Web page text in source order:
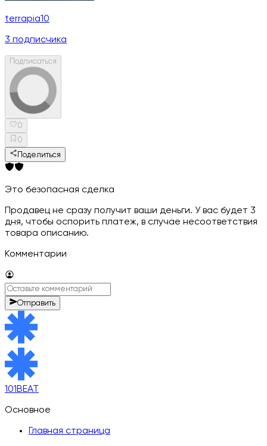
terrapia10
3 подписчика
Подписаться
0
0
Поделиться
Это безопасная сделка
Продавец не сразу получит ваши деньги. У вас будет 3
дня, чтобы оспорить платеж, в случае несоответствия
товара описанию.
Комментарии
Отправить
101BEAT
Основное
Главная страница